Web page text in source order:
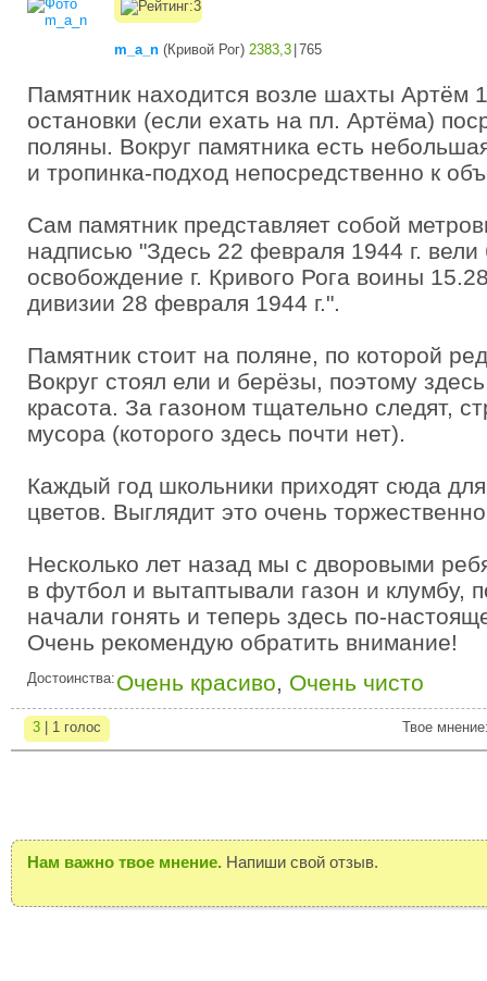
m_a_n (Кривой Рог) 2383,3 765
Памятник находится возле шахты Артём
остановки (если ехать на пл. Артёма)
поляны. Вокруг памятника есть
и тропинка-подход непосредственно к
Сам памятник представляет собой
надписью "Здесь 22 февраля 1944 г. вели
освобождение г. Кривого Рога воины
дивизии 28 февраля 1944 г.".
Памятник стоит на поляне, по которой
Вокруг стоял ели и берёзы, поэтому
красота. За газоном тщательно следят,
мусора (которого здесь почти нет).
Каждый год школьники приходят сюда
цветов. Выглядит это очень
Несколько лет назад мы с дворовыми
в футбол и вытаптывали газон и клумбу,
начали гонять и теперь здесь по-
Очень рекомендую обратить внимание!
Достоинства: Очень красиво, Очень чисто
3 | 1 голос Твое
Нам важно твое мнение. Напиши свой отзыв.